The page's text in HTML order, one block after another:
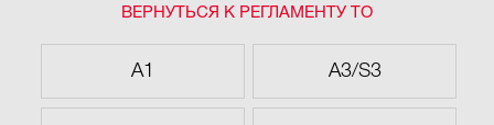
ВЕРНУТЬСЯ К РЕГЛАМЕНТУ ТО
A1 A3/S3